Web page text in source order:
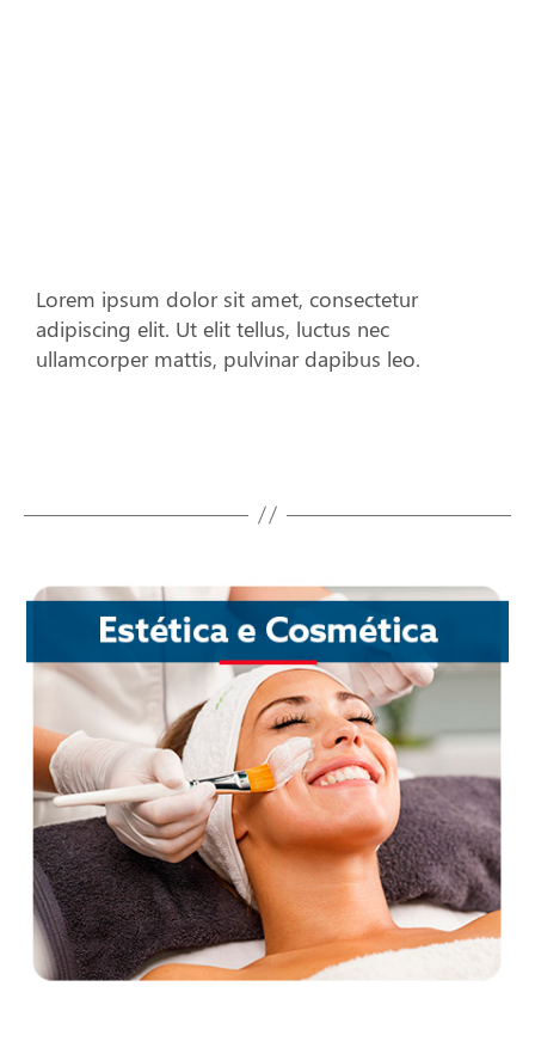
Lorem ipsum dolor sit amet, consectetur
adipiscing elit. Ut elit tellus, luctus nec
ullamcorper mattis, pulvinar dapibus leo.